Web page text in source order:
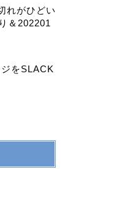
れがひどい
＆202201
をSLACK